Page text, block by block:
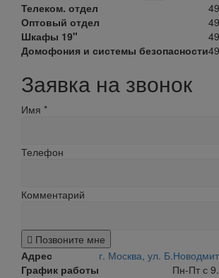
Телеком. отдел
Оптовый отдел
Шкафы 19"
Домофония и системы безопасности
Заявка на звонок
Имя *
Телефон
Комментарий
Позвоните мне
Адрес
г. Москва, ул.
График работы
Пн-Пт с